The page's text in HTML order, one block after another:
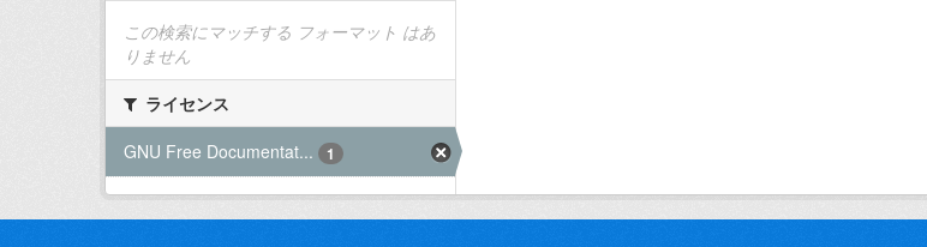
この検索にマッチする フォーマット はあ
りません
ライセンス
GNU Free Documentat...
1